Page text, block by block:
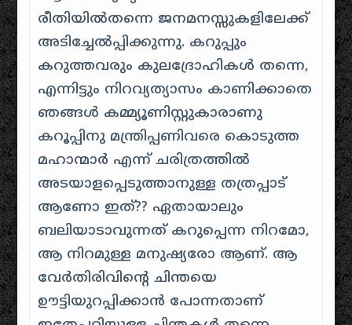
രീതിയിൽതന്നെ ജനമനസ്സുകളിലേക്ക്
അടിച്ചേൽപ്പിക്കുന്നു. കറുപ്പും
കറുത്തവരും കുലദ്രോഹികൾ തന്നെ,
എന്നിട്ടും നിറവ്യത്യാസം കാണിക്കാതെ
ഞങ്ങൾ കമ്മ്യൂണിസ്റ്റുകാരാണു
കറൂപ്പിനു മന്ത്രിപ്പണിവരെ കൊടുത്ത
മഹാന്മാർ എന്ന് ചരിത്രത്തിൽ
അടയാളപ്പെടുത്താനുള്ള തത്രപ്പാട്
ആണോ ഇത്?? ഏതായാലും
ബലിയാടാവുന്നത് കറുപ്പെന്ന നിറമോ,
ആ നിറമുള്ള മനുഷ്യരോ ആണ്. ആ
വേർതിരിവിന്റെ ചിന്തയെ
ഊട്ടിയുറപ്പിക്കാൻ പോന്നതാണ്